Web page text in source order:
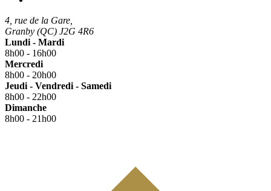
4, rue de la Gare,
Granby (QC) J2G 4R6
Lundi - Mardi
8h00 - 16h00
Mercredi
8h00 - 20h00
Jeudi - Vendredi - Samedi
8h00 - 22h00
Dimanche
8h00 - 21h00